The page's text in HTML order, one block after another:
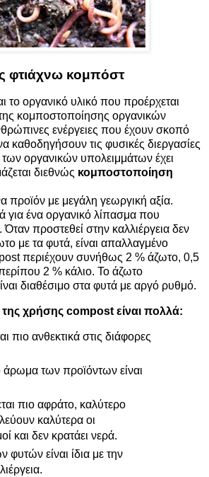
φτιάχνω κομπόστ
το οργανικό υλικό που προέρχεται
κομποστοποίησης οργανικών
ενέργειες που έχουν σκοπό
καθοδηγήσουν τις φυσικές διεργασίες
οργανικών υπολειμμάτων έχει
διεθνώς κομποστοποίηση
προϊόν με μεγάλη γεωργική αξία.
για ένα οργανικό λίπασμα που
Όταν προστεθεί στην καλλιέργεια δεν
με τα φυτά, είναι απαλλαγμένο
περιέχουν συνήθως 2 % άζωτο, 0,5
2 % κάλιο. Το άζωτο
διαθέσιμο στα φυτά με αργό ρυθμό.
χρήσης compost είναι πολλά:
πιο ανθεκτικά στις διάφορες
άρωμα των προϊόντων είναι
πιο αφράτο, καλύτερο
καλύτερα οι
και δεν κρατάει νερά.
είναι ίδια με την